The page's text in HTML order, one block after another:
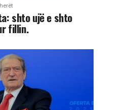
shto ujë e shto
fillin.